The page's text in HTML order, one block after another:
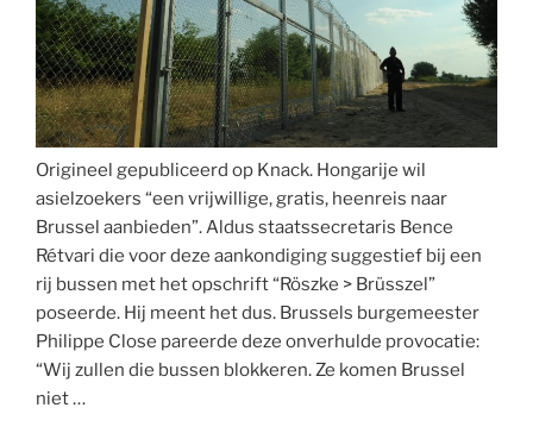
Origineel gepubliceerd op Knack. Hongarije wil
asielzoekers “een vrijwillige, gratis, heenreis naar
Brussel aanbieden”. Aldus staatssecretaris Bence
Rétvari die voor deze aankondiging suggestief bij een
rij bussen met het opschrift “Röszke > Brüsszel”
poseerde. Hij meent het dus. Brussels burgemeester
Philippe Close pareerde deze onverhulde provocatie:
“Wij zullen die bussen blokkeren. Ze komen Brussel
niet …